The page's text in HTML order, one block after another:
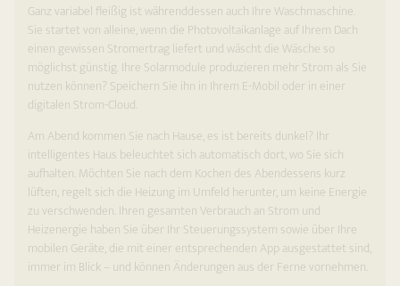
Ganz variabel fleißig ist währenddessen auch Ihre Waschmaschine.
Sie startet von alleine, wenn die Photovoltaikanlage auf Ihrem Dach
einen gewissen Stromertrag liefert und wäscht die Wäsche so
möglichst günstig. Ihre Solarmodule produzieren mehr Strom als Sie
nutzen können? Speichern Sie ihn in Ihrem E-Mobil oder in einer
digitalen Strom-Cloud.
Am Abend kommen Sie nach Hause, es ist bereits dunkel? Ihr
intelligentes Haus beleuchtet sich automatisch dort, wo Sie sich
aufhalten. Möchten Sie nach dem Kochen des Abendessens kurz
lüften, regelt sich die Heizung im Umfeld herunter, um keine Energie
zu verschwenden. Ihren gesamten Verbrauch an Strom und
Heizenergie haben Sie über Ihr Steuerungssystem sowie über Ihre
mobilen Geräte, die mit einer entsprechenden App ausgestattet sind,
immer im Blick – und können Änderungen aus der Ferne vornehmen.